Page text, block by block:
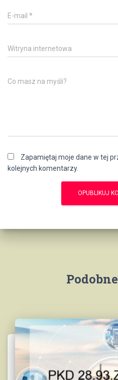
E-mail *
Witryna internetowa
Co masz na myśli?
Zapamiętaj moje dane w tej
kolejnych komentarzy.